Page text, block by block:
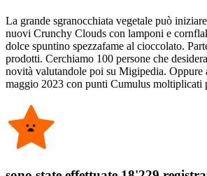
La grande sgranocchiata vegetale può
nuovi Crunchy Clouds con lamponi e
dolce spuntino spezzafame al cioccolato.
prodotti. Cerchiamo 100 persone che
novità valutandole poi su Migipedia. Oppure
maggio 2023 con punti Cumulus moltiplicati